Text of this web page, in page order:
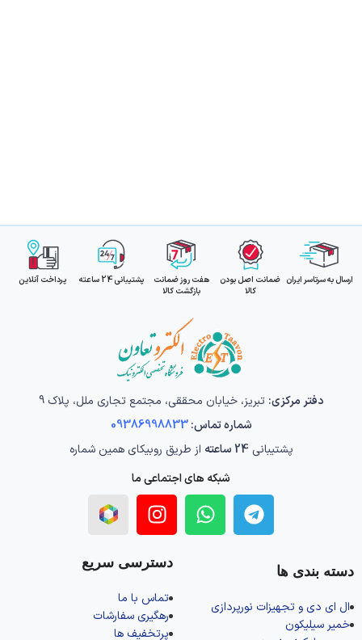
ارسال به سرتاسر ایران ضمانت اصل بودن
کالا
هفت روز ضمانت
بازگشت کالا
پشتیبانی 24 ساعته پرداخت آنلاین
دفتر مرکزی: تبریز، خیابان محققی، مجتمع تجاری ملل، پلاک 9
شماره تماس:09386998833
پشتیبانی24 ساعته
از طریق روبیکای همین شماره
شبکه های اجتماعی ما
دسته بندی ها
ال‌ ای‌ دی و تجهیزات نورپردازی
خمیر سیلیکون
دسترسی سریع
تماس با ما
رهگیری سفارشات
پرتخفیف ها